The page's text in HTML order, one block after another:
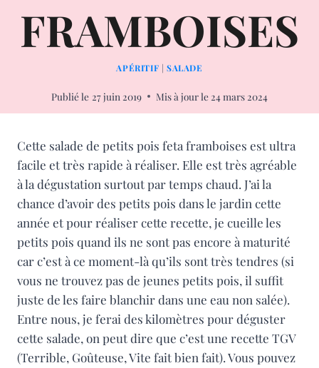
FRAMBOISES
APÉRITIF | SALADE
Publié le 27 juin 2019 Mis à jour le 24 mars 2024
Cette salade de petits pois feta framboises est ultra
facile et très rapide à réaliser. Elle est très agréable
à la dégustation surtout par temps chaud. J’ai la
chance d’avoir des petits pois dans le jardin cette
année et pour réaliser cette recette, je cueille les
petits pois quand ils ne sont pas encore à maturité
car c’est à ce moment-là qu’ils sont très tendres (si
vous ne trouvez pas de jeunes petits pois, il suffit
juste de les faire blanchir dans une eau non salée).
Entre nous, je ferai des kilomètres pour déguster
cette salade, on peut dire que c’est une recette TGV
(Terrible, Goûteuse, Vite fait bien fait). Vous pouvez